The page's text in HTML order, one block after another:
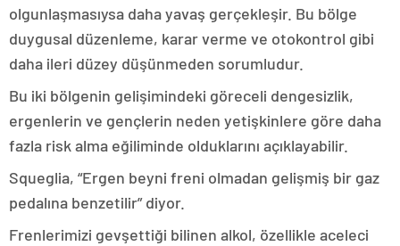
olgunlaşmasıysa daha yavaş gerçekleşir. Bu bölge
duygusal düzenleme, karar verme ve otokontrol gibi
daha ileri düzey düşünmeden sorumludur.
Bu iki bölgenin gelişimindeki göreceli dengesizlik,
ergenlerin ve gençlerin neden yetişkinlere göre daha
fazla risk alma eğiliminde olduklarını açıklayabilir.
Squeglia, “Ergen beyni freni olmadan gelişmiş bir gaz
pedalına benzetilir” diyor.
Frenlerimizi gevşettiği bilinen alkol, özellikle aceleci